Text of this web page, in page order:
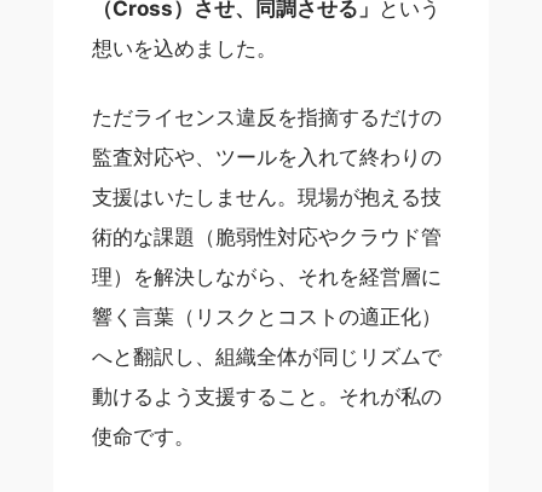
（Cross）させ、同調させる」 という
想いを込めました。
ただライセンス違反を指摘するだけの
監査対応や、ツールを入れて終わりの
支援はいたしません。現場が抱える技
術的な課題（脆弱性対応やクラウド管
理）を解決しながら、それを経営層に
響く言葉（リスクとコストの適正化）
へと翻訳し、組織全体が同じリズムで
動けるよう支援すること。それが私の
使命です。